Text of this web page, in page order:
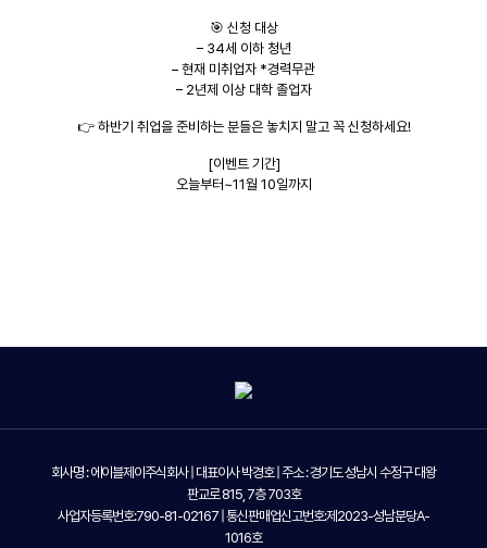
🎯 신청 대상
– 34세 이하 청년
– 현재 미취업자 *경력무관
– 2년제 이상 대학 졸업자
👉 하반기 취업을 준비하는 분들은 놓치지 말고 꼭 신청하세요!
[이벤트 기간]
오늘부터~11월 10일까지
회사명 : 에이블제이주식회사 | 대표이사 박경호 | 주소 : 경기도 성남시 수정구 대왕
판교로 815, 7층 703호
사업자등록번호:790-81-02167 | 통신판매업신고번호:제2023-성남분당A-
1016호